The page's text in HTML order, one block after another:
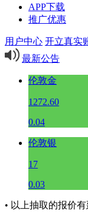
APP下载
推广优惠
用户中心 开立真实
最新公告
伦敦金
1272.60
0.04
伦敦银
17
0.03
• 以上抽取的报价